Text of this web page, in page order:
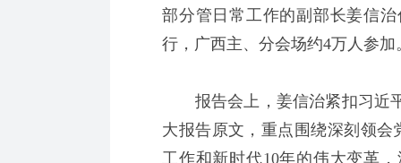
部分管日常工作的副部长姜信
行，广西主、分会场约4万人参加
报告会上，姜信治紧扣习近平
大报告原文，重点围绕深刻领
工作和新时代10年的伟大变革